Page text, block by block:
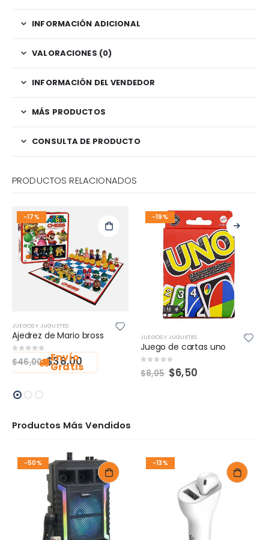
INFORMACIÓN ADICIONAL
VALORACIONES (0)
INFORMACIÓN DEL VENDEDOR
MÁS PRODUCTOS
CONSULTA DE PRODUCTO
PRODUCTOS RELACIONADOS
-17%
JUEGOS Y JUGUETES
Ajedrez de Mario bross
out of 5
$46,00 $38,00
Envío
Gratis
-19%
JUEGOS Y JUGUETES
Juego de cartas uno
out of 5
$8,05 $6,50
Productos Más Vendidos
-50% -13%